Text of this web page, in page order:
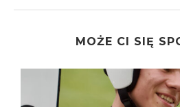
MOŻE CI SIĘ